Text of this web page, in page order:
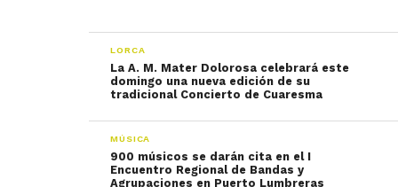
LORCA
La A. M. Mater Dolorosa celebrará este
domingo una nueva edición de su
tradicional Concierto de Cuaresma
MÚSICA
900 músicos se darán cita en el I
Encuentro Regional de Bandas y
Agrupaciones en Puerto Lumbreras